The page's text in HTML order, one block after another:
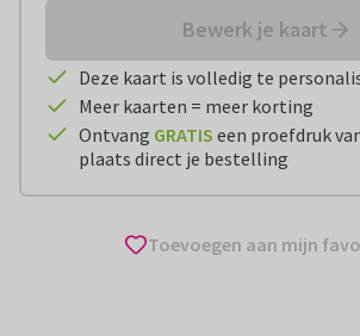
Bewerk je kaart
Deze kaart is volledig te
Meer kaarten = meer korting
Ontvang GRATIS een proefdruk
plaats direct je bestelling
Toevoegen aan mijn